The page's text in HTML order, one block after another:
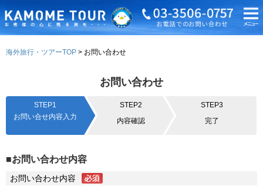
海外旅行・ツアーTOP お問い合わせ
お問い合わせ
STEP1
お問い合せ内容入力
STEP2
内容確認
STEP3
完了
■お問い合わせ内容
お問い合わせ内容